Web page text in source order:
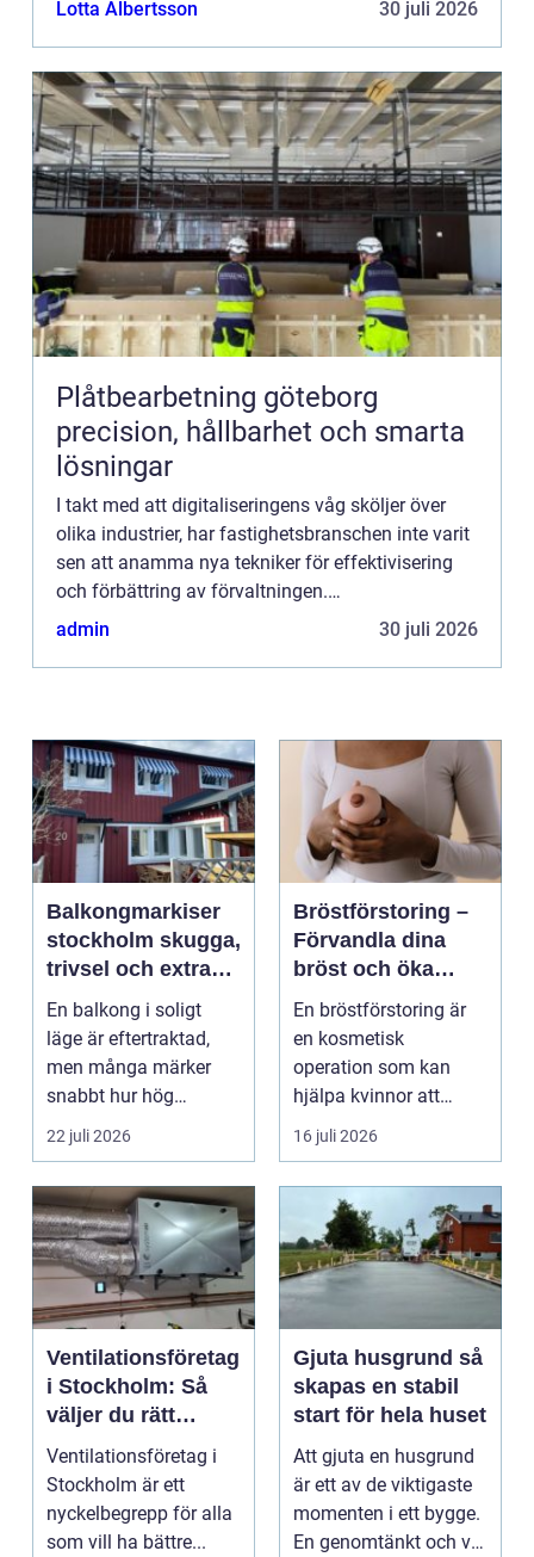
Lotta Albertsson 30 juli 2026
Plåtbearbetning göteborg
precision, hållbarhet och smarta
lösningar
I takt med att digitaliseringens våg sköljer över
olika industrier, har fastighetsbranschen inte varit
sen att anamma nya tekniker för effektivisering
och förbättring av förvaltningen.
Fastighetssystem är ett ...
admin 30 juli 2026
Balkongmarkiser
stockholm skugga,
trivsel och extra
rum utomhus
En balkong i soligt
läge är eftertraktad,
men många märker
snabbt hur hög
värmen kan bli under
somma...
22 juli 2026
Bröstförstoring –
Förvandla dina
bröst och öka
självförtroendet
En bröstförstoring är
en kosmetisk
operation som kan
hjälpa kvinnor att
uppn&ari...
16 juli 2026
Ventilationsföretag
i Stockholm: Så
väljer du rätt
expert på frisk luft
Ventilationsföretag i
Stockholm är ett
nyckelbegrepp för alla
som vill ha bättre...
Gjuta husgrund så
skapas en stabil
start för hela huset
Att gjuta en husgrund
är ett av de viktigaste
momenten i ett bygge.
En genomtänkt och väl